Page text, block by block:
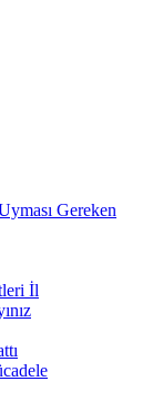
Gereken
İl